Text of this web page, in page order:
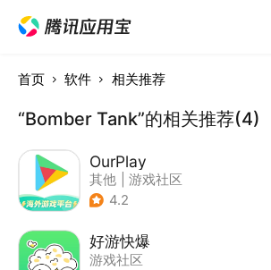
首页 软件 相关推荐
“Bomber Tank”的相关推荐(4)
OurPlay
其他
游戏社区
4.2
好游快爆
游戏社区